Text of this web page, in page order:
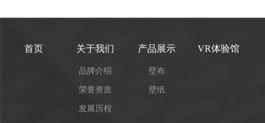
首页 关于我们
品牌介绍
荣誉资质
发展历程
产品展示
壁布
壁纸
VR体验馆